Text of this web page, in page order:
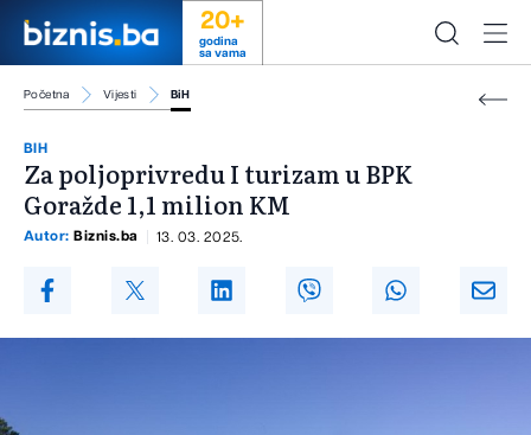
20+
godina
sa vama
Početna Vijesti BiH
BIH
Za poljoprivredu I turizam u BPK
Goražde 1,1 milion KM
Autor: Biznis.ba 13. 03. 2025.